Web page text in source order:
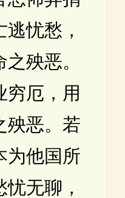
忧愁，
殃恶。
穷厄，用
殃恶。若
为他国所
无聊，